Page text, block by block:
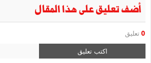
أضف تعليق على هذا المقال
0 تعليق
اكتب تعليق